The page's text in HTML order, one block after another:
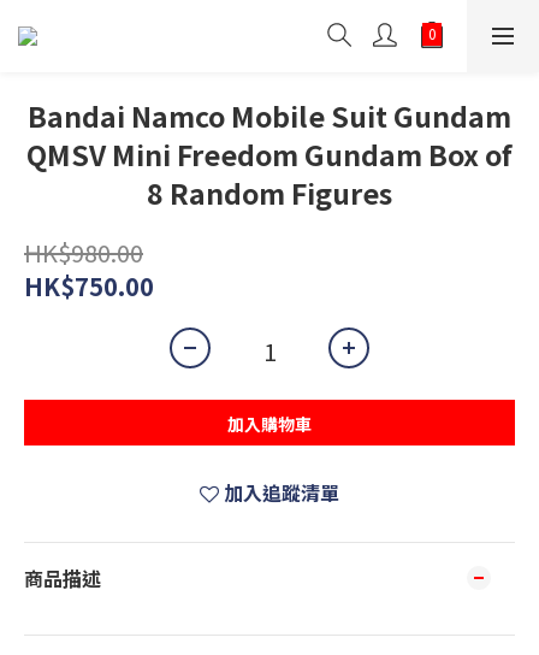
Bandai Namco Mobile Suit Gundam
QMSV Mini Freedom Gundam Box of
8 Random Figures
HK$980.00
HK$750.00
加入購物車
加入追蹤清單
商品描述